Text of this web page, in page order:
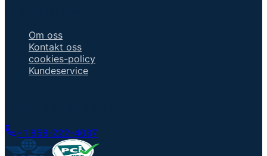
Om oss
Kontakt oss
cookies-policy
Kundeservice
+1 858-222-4037